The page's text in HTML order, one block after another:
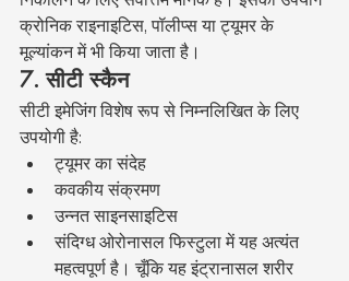
क्रोनिक राइनाइटिस, पॉलीप्स या ट्यूमर के
मूल्यांकन में भी किया जाता है।
7. सीटी स्कैन
सीटी इमेजिंग विशेष रूप से निम्नलिखित के लिए
उपयोगी है:
ट्यूमर का संदेह
कवकीय संक्रमण
उन्नत साइनसाइटिस
संदिग्ध ओरोनासल फिस्टुला में यह अत्यंत
महत्वपूर्ण है। चूँकि यह इंट्रानासल शरीर